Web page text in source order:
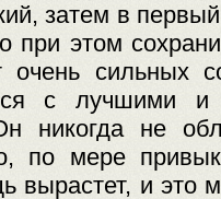
затем в
при этом
очень сильных
с лучшими
никогда не
по мере
вырастет, и это